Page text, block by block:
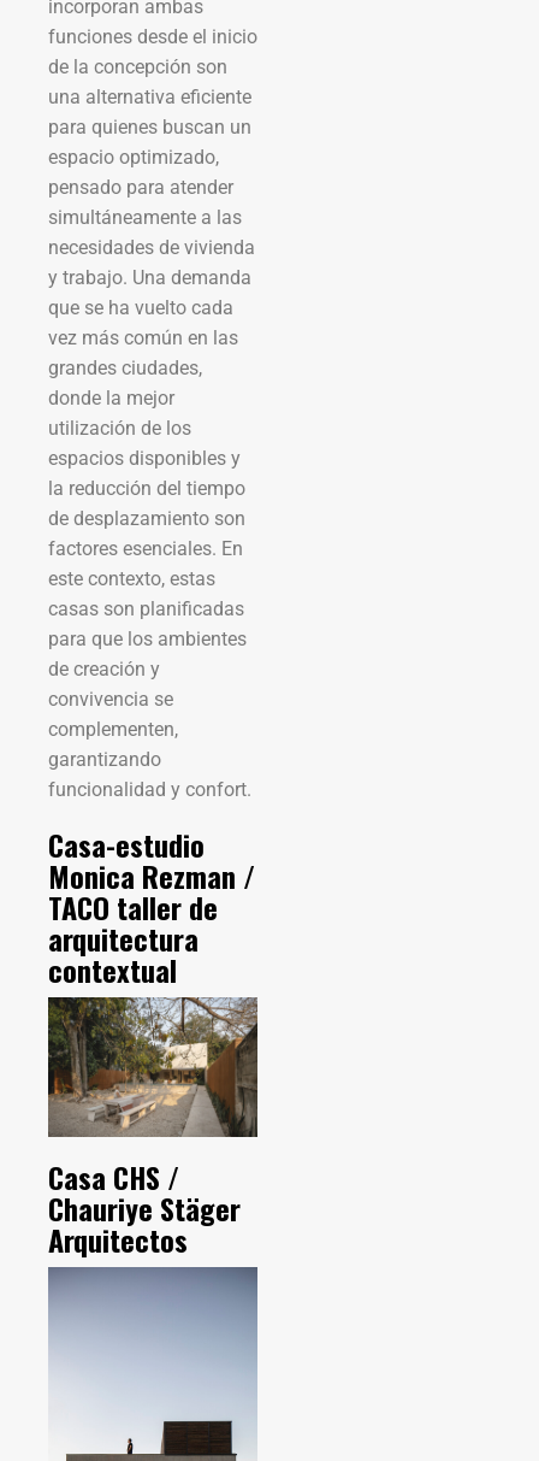
incorporan ambas
funciones desde el inicio
de la concepción son
una alternativa eficiente
para quienes buscan un
espacio optimizado,
pensado para atender
simultáneamente a las
necesidades de vivienda
y trabajo. Una demanda
que se ha vuelto cada
vez más común en las
grandes ciudades,
donde la mejor
utilización de los
espacios disponibles y
la reducción del tiempo
de desplazamiento son
factores esenciales. En
este contexto, estas
casas son planificadas
para que los ambientes
de creación y
convivencia se
complementen,
garantizando
funcionalidad y confort.
Casa-estudio
Monica Rezman /
TACO taller de
arquitectura
contextual
Casa CHS /
Chauriye Stäger
Arquitectos